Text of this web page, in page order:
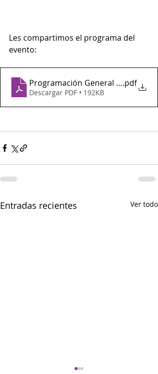
Les compartimos el programa del
evento:
Programación General Workshop
.pdf
Descargar PDF • 192KB
Entradas recientes Ver todo